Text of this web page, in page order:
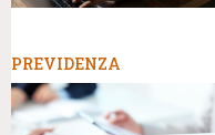
PREVIDENZA